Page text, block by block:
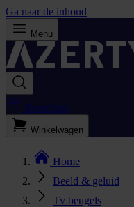
Ga naar de inhoud
Menu
Bestellijst
Winkelwagen
Home
Beeld & geluid
Tv beugels